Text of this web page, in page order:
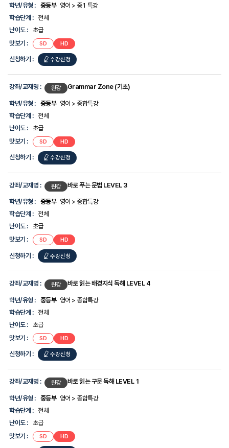
학년/유형 : 중등부 영어 > 중1 특강
학습단계 :
전체
난이도 :
초급
맛보기 :
SD HD
신청하기 : 수강신청
강좌/교재명 : 완강 Grammar Zone (기초)
학년/유형 : 중등부 영어 > 종합특강
학습단계 :
전체
난이도 :
초급
맛보기 :
SD HD
신청하기 : 수강신청
강좌/교재명 : 완강 바로 푸는 문법 LEVEL 3
학년/유형 : 중등부 영어 > 종합특강
학습단계 :
전체
난이도 :
초급
맛보기 :
SD HD
신청하기 : 수강신청
강좌/교재명 : 완강 바로 읽는 배경지식 독해 LEVEL 4
학년/유형 : 중등부 영어 > 종합특강
학습단계 :
전체
난이도 :
초급
맛보기 :
SD HD
신청하기 : 수강신청
강좌/교재명 : 완강 바로 읽는 구문 독해 LEVEL 1
학년/유형 : 중등부 영어 > 종합특강
학습단계 :
전체
난이도 :
초급
맛보기 :
SD HD